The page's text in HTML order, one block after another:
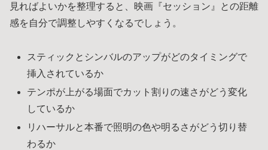
見ればよいかを整理すると、映画『セッション』との距離
感を自分で調整しやすくなるでしょう。
スティックとシンバルのアップがどのタイミングで
挿入されているか
テンポが上がる場面でカット割りの速さがどう変化
しているか
リハーサルと本番で照明の色や明るさがどう切り替
わるか